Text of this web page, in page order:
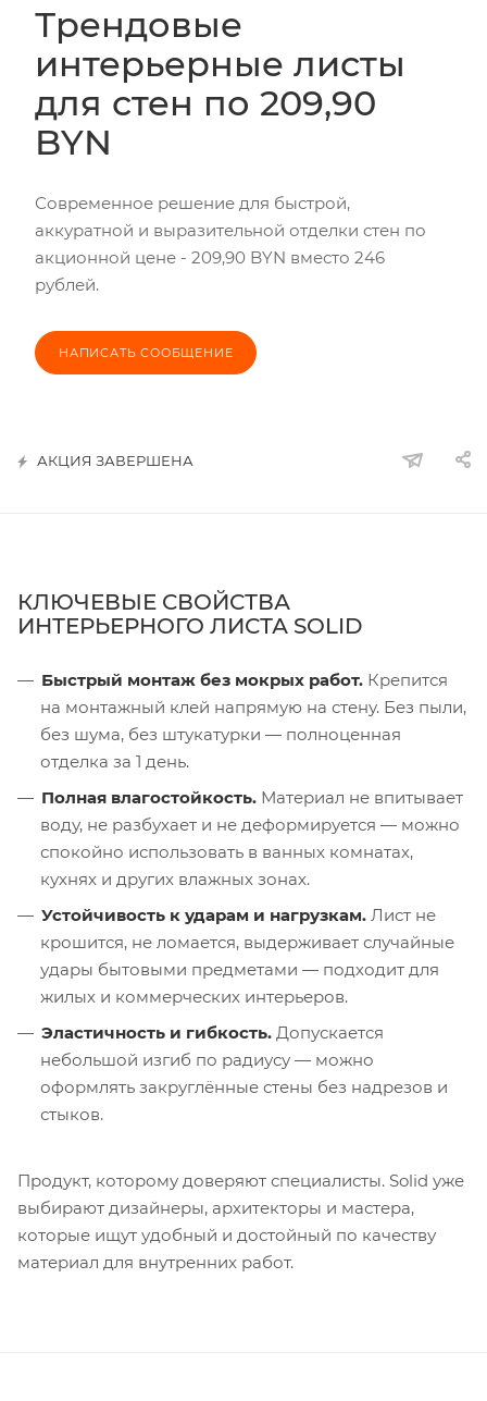
Трендовые
интерьерные листы
для стен по 209,90
BYN
Современное решение для быстрой,
аккуратной и выразительной отделки стен по
акционной цене - 209,90 BYN вместо 246
рублей.
НАПИСАТЬ СООБЩЕНИЕ
АКЦИЯ ЗАВЕРШЕНА
КЛЮЧЕВЫЕ СВОЙСТВА
ИНТЕРЬЕРНОГО ЛИСТА SOLID
Быстрый монтаж без мокрых работ. Крепится
на монтажный клей напрямую на стену. Без пыли,
без шума, без штукатурки — полноценная
отделка за 1 день.
Полная влагостойкость. Материал не впитывает
воду, не разбухает и не деформируется — можно
спокойно использовать в ванных комнатах,
кухнях и других влажных зонах.
Устойчивость к ударам и нагрузкам. Лист не
крошится, не ломается, выдерживает случайные
удары бытовыми предметами — подходит для
жилых и коммерческих интерьеров.
Эластичность и гибкость. Допускается
небольшой изгиб по радиусу — можно
оформлять закруглённые стены без надрезов и
стыков.
Продукт, которому доверяют специалисты. Solid уже
выбирают дизайнеры, архитекторы и мастера,
которые ищут удобный и достойный по качеству
материал для внутренних работ.